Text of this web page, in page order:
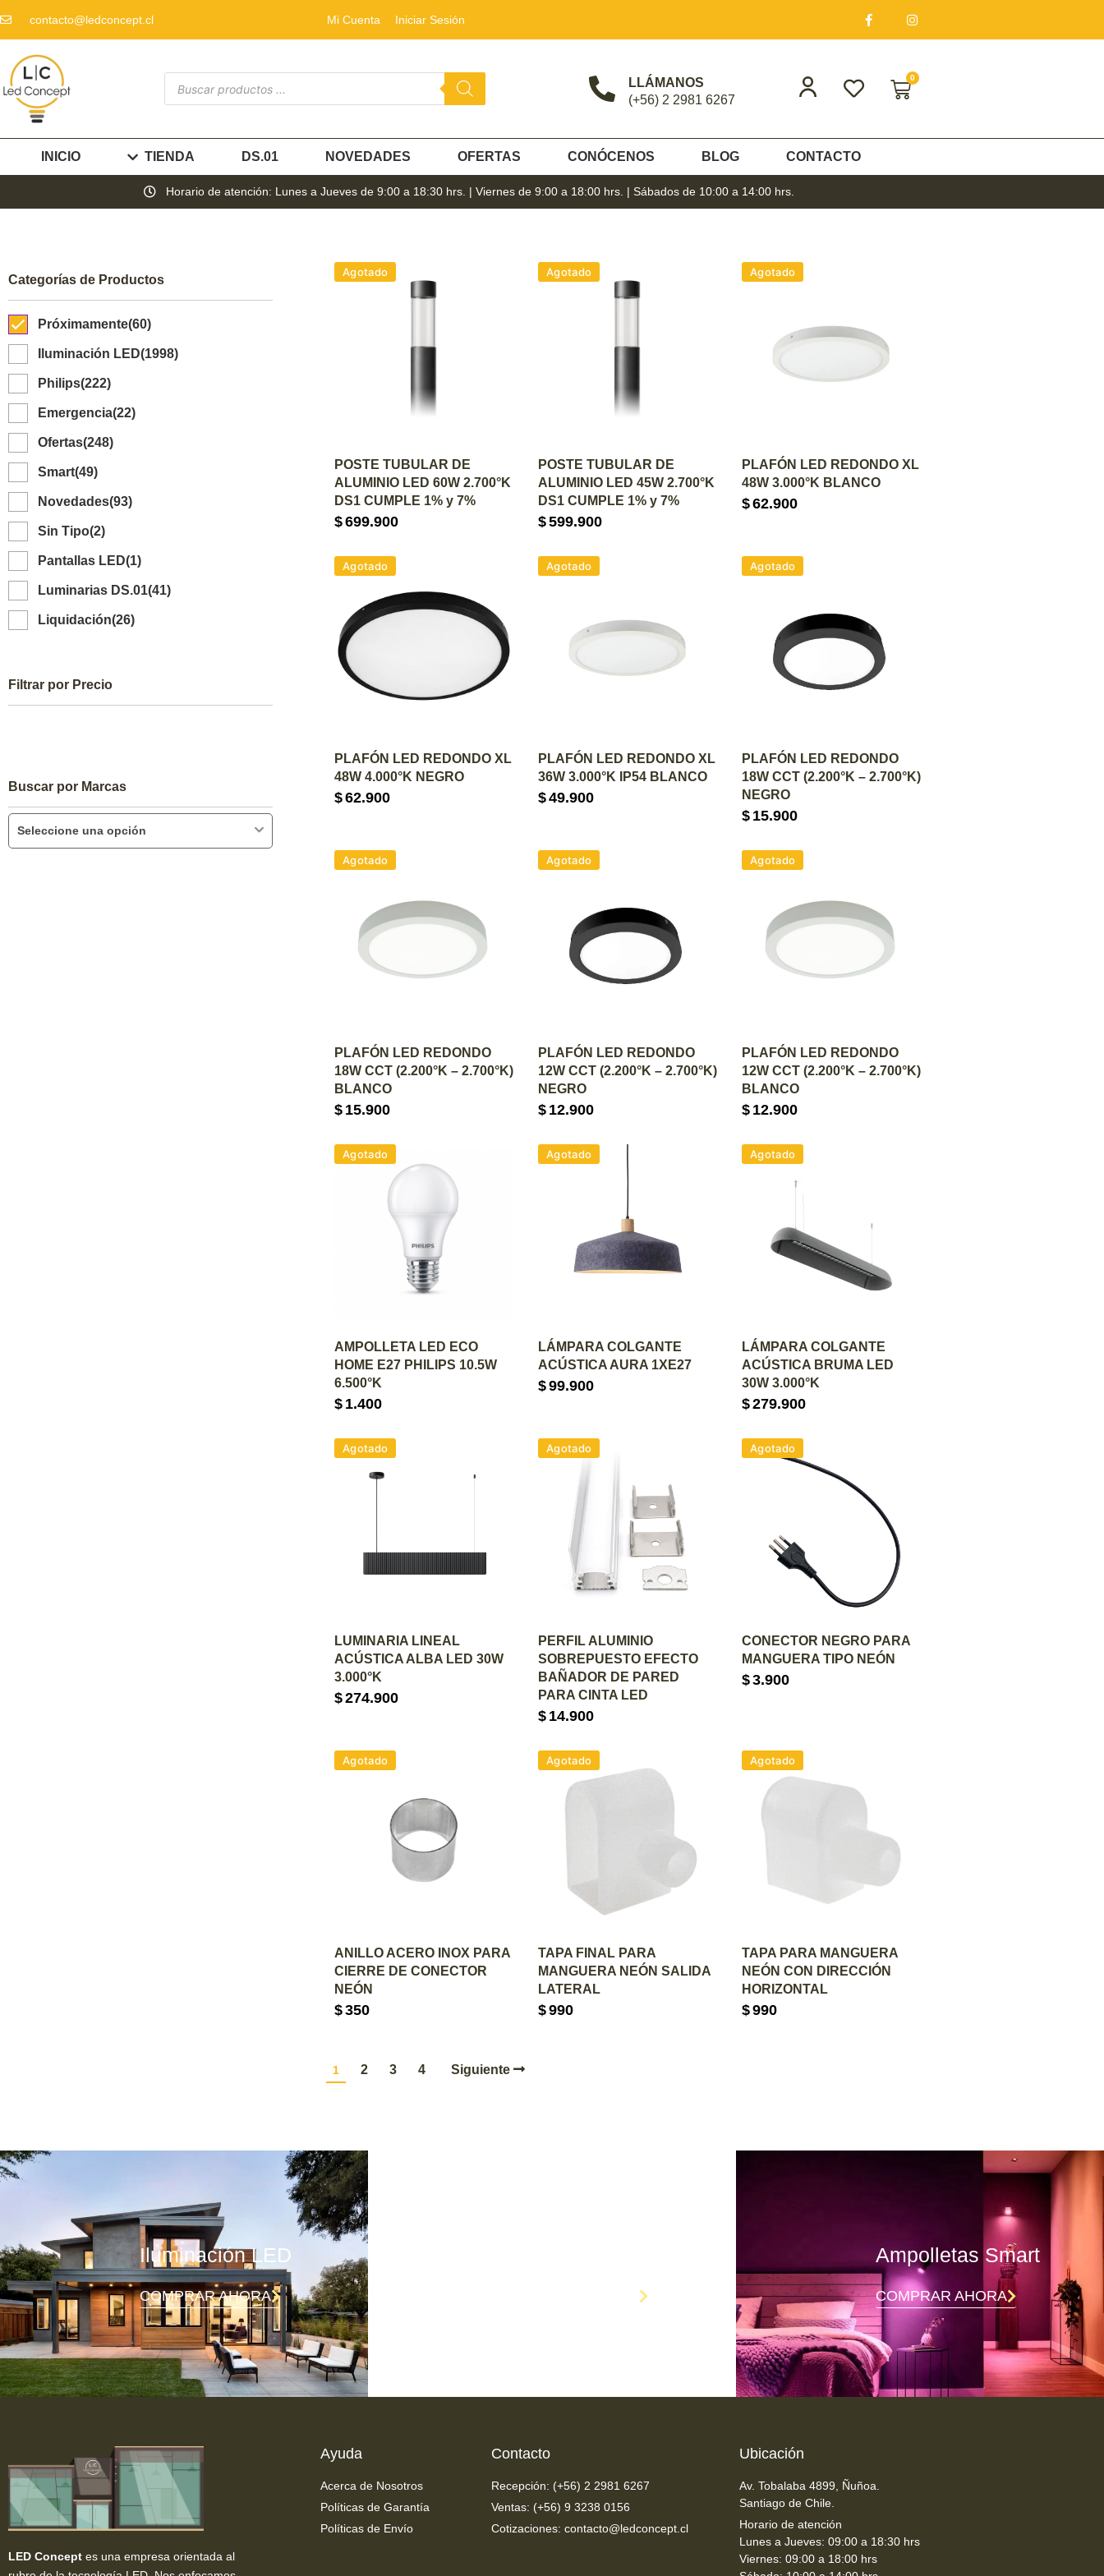
contacto@ledconcept.cl Mi Cuenta Iniciar Sesión
LLÁMANOS
(+56) 2 2981 6267
0
INICIO TIENDA DS.01 NOVEDADES OFERTAS CONÓCENOS BLOG CONTACTO
Horario de atención: Lunes a Jueves de 9:00 a 18:30 hrs. | Viernes de 9:00 a 18:00 hrs. | Sábados de 10:00 a 14:00 hrs.
Categorías de Productos
Próximamente(60)
Iluminación LED(1998)
Philips(222)
Emergencia(22)
Ofertas(248)
Smart(49)
Novedades(93)
Sin Tipo(2)
Pantallas LED(1)
Luminarias DS.01(41)
Liquidación(26)
Filtrar por Precio
Buscar por Marcas
Seleccione una opción
Agotado
AGREGAR AL CARRITO
POSTE TUBULAR DE
ALUMINIO LED 60W 2.700°K
DS1 CUMPLE 1% y 7%
$699.900
Agotado
AGREGAR AL CARRITO
POSTE TUBULAR DE
ALUMINIO LED 45W 2.700°K
DS1 CUMPLE 1% y 7%
$599.900
Agotado
AGREGAR AL CARRITO
PLAFÓN LED REDONDO XL
48W 3.000°K BLANCO
$62.900
Agotado
AGREGAR AL CARRITO
PLAFÓN LED REDONDO XL
48W 4.000°K NEGRO
$62.900
Agotado
AGREGAR AL CARRITO
PLAFÓN LED REDONDO XL
36W 3.000°K IP54 BLANCO
$49.900
Agotado
AGREGAR AL CARRITO
PLAFÓN LED REDONDO
18W CCT (2.200°K – 2.700°K)
NEGRO
$ 15.900
Agotado
AGREGAR AL CARRITO
PLAFÓN LED REDONDO
18W CCT (2.200°K – 2.700°K)
BLANCO
$ 15.900
Agotado
AGREGAR AL CARRITO
PLAFÓN LED REDONDO
12W CCT (2.200°K – 2.700°K)
NEGRO
$ 12.900
Agotado
AGREGAR AL CARRITO
PLAFÓN LED REDONDO
12W CCT (2.200°K – 2.700°K)
BLANCO
$ 12.900
Agotado
AGREGAR AL CARRITO
AMPOLLETA LED ECO
HOME E27 PHILIPS 10.5W
6.500°K
$ 1.400
Agotado
AGREGAR AL CARRITO
LÁMPARA COLGANTE
ACÚSTICA AURA 1XE27
$99.900
Agotado
AGREGAR AL CARRITO
LÁMPARA COLGANTE
ACÚSTICA BRUMA LED
30W 3.000°K
$279.900
Agotado
AGREGAR AL CARRITO
LUMINARIA LINEAL
ACÚSTICA ALBA LED 30W
3.000°K
$274.900
Agotado
AGREGAR AL CARRITO
PERFIL ALUMINIO
SOBREPUESTO EFECTO
BAÑADOR DE PARED
PARA CINTA LED
$ 14.900
Agotado
AGREGAR AL CARRITO
CONECTOR NEGRO PARA
MANGUERA TIPO NEÓN
$3.900
Agotado
AGREGAR AL CARRITO
ANILLO ACERO INOX PARA
CIERRE DE CONECTOR
NEÓN
$350
Agotado
AGREGAR AL CARRITO
TAPA FINAL PARA
MANGUERA NEÓN SALIDA
LATERAL
$990
Agotado
AGREGAR AL CARRITO
TAPA PARA MANGUERA
NEÓN CON DIRECCIÓN
HORIZONTAL
$990
1 2 3 4 Siguiente
Iluminación LED
COMPRAR AHORA
Ampolletas Smart
COMPRAR AHORA
LED Concept es una empresa orientada al
Ayuda
Acerca de Nosotros
Políticas de Garantía
Políticas de Envío
Contacto
Recepción: (+56) 2 2981 6267
Ventas: (+56) 9 3238 0156
Cotizaciones: contacto@ledconcept.cl
Ubicación
Av. Tobalaba 4899, Ñuñoa.
Santiago de Chile.
Horario de atención
Lunes a Jueves: 09:00 a 18:30 hrs
Viernes: 09:00 a 18:00 hrs